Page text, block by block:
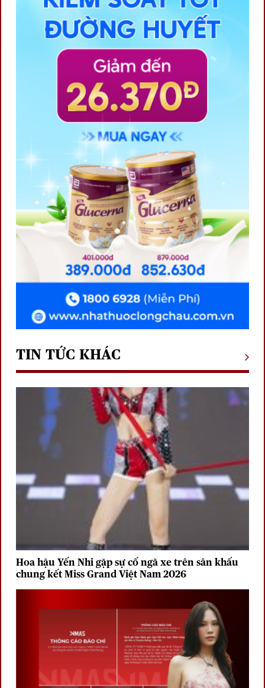
TIN TỨC KHÁC
Hoa hậu Yến Nhi gặp sự cố ngã xe trên sân khấu
chung kết Miss Grand Việt Nam 2026